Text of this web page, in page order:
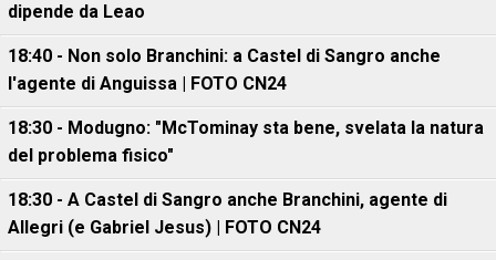
dipende da Leao
18:40 - Non solo Branchini: a Castel di Sangro anche
l'agente di Anguissa | FOTO CN24
18:30 - Modugno: "McTominay sta bene, svelata la natura
del problema fisico"
18:30 - A Castel di Sangro anche Branchini, agente di
Allegri (e Gabriel Jesus) | FOTO CN24